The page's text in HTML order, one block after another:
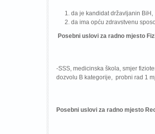
da je kandidat državljanin BiH,
da ima opću zdravstvenu
Posebni uslovi za radno mjesto
-SSS, medicinska škola, smjer
dozvolu B kategorije, probni rad 1
Posebni uslovi za radno mjesto